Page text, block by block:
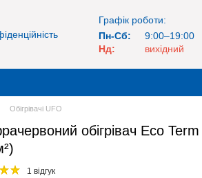
Графік роботи:
Пн-Сб:
9:00–19:00
Нд:
вихідний
Обігрівачі UFO
обігрівач Eco
1 відгук